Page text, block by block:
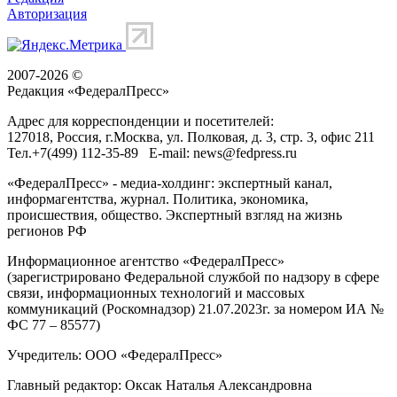
Авторизация
2007-2026 ©
Редакция «ФедералПресс»
Адрес для корреспонденции и посетителей:
127018, Россия, г.Москва, ул. Полковая, д. 3, стр. 3, офис 211
Тел.+7(499) 112-35-89 E-mail: news@fedpress.ru
«ФедералПресс» - медиа-холдинг: экспертный канал,
информагентства, журнал. Политика, экономика,
происшествия, общество. Экспертный взгляд на жизнь
регионов РФ
Информационное агентство «ФедералПресс»
(зарегистрировано Федеральной службой по надзору в сфере
связи, информационных технологий и массовых
коммуникаций (Роскомнадзор) 21.07.2023г. за номером ИА №
ФС 77 – 85577)
Учредитель: ООО «ФедералПресс»
Главный редактор: Оксак Наталья Александровна